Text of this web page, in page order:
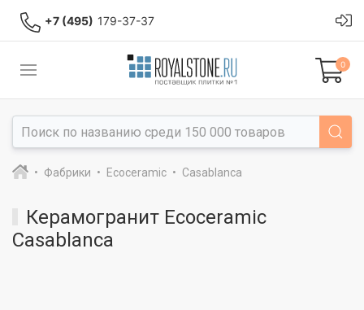
+7 (495) 179-37-37
0
Фабрики Ecoceramic Casablanca
Керамогранит Ecoceramic
Casablanca